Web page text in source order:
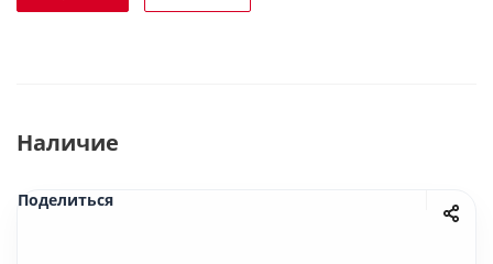
Наличие
Поделиться